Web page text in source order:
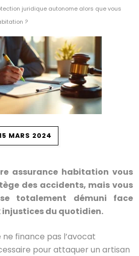
juridique autonome alors que vous
?
MARS 2024
assurance habitation vous
des accidents, mais vous
totalement démuni face
injustices du quotidien.
ne finance pas l’avocat
pour attaquer un artisan